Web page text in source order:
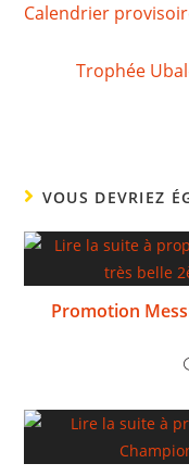
Calendrier
Trophée
VOUS DEVRIEZ
Promotion